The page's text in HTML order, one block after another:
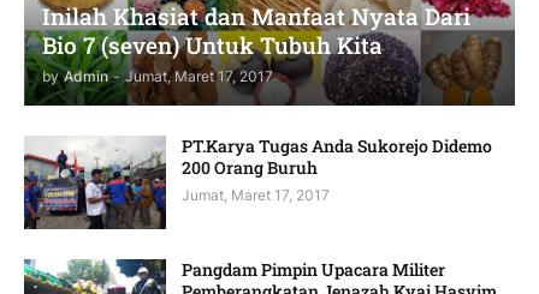
Inilah Khasiat dan Manfaat Nyata Dari
Bio 7 (seven) Untuk Tubuh Kita
by Admin - Jumat, Maret 17, 2017
PT.Karya Tugas Anda Sukorejo Didemo
200 Orang Buruh
Jumat, Maret 17, 2017
Pangdam Pimpin Upacara Militer